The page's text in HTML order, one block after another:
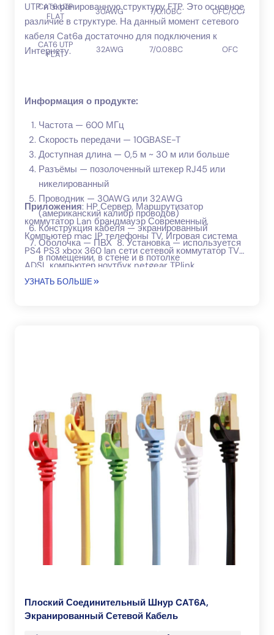
UTP и экранированную структуру FTP. Это основное
различие в структуре. На данный момент сетевого
кабеля Cat6a достаточно для подключения к
Интернету.
CAT6 UTP
FLAT
30AWG 7/0.10BC OFC/CCA
CAT6 UTP
FLAT
32AWG 7/0.08BC OFC
Информация о продукте:
Частота — 600 МГц
Скорость передачи — 10GBASE-T
Доступная длина — 0,5 м ~ 30 м или больше
Разъёмы — позолоченный штекер RJ45 или
никелированный
Проводник — 30AWG или 32AWG
(американский калибр проводов)
Конструкция кабеля — экранированный
Оболочка — ПВХ 8. Установка — используется
в помещении, в стене и в потолке
Приложения: HP Сервер, Маршрутизатор
коммутатор Lan брандмауэр Современный,
Компьютер mac IP телефоны TV, Игровая система
PS4 PS3 xbox 360 lan сети сетевой коммутатор TV
ADSL компьютер ноутбук netgear TPlink
маршрутизатор moderm NAS VoIP телефоны POE
УЗНАТЬ БОЛЬШЕ
Плоский Соединительный Шнур CAT6A,
Экранированный Сетевой Кабель